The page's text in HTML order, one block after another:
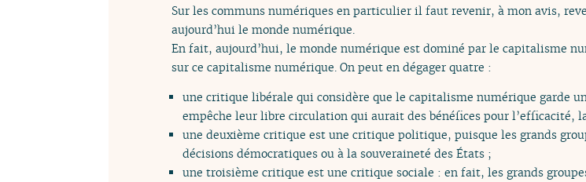
Sur les communs numériques en particulier il faut revenir, à mon avis,
aujourd’hui le monde numérique.
En fait, aujourd’hui, le monde numérique est dominé par le capitalisme
sur ce capitalisme numérique. On peut en dégager quatre :
une critique libérale qui considère que le capitalisme numérique garde
empêche leur libre circulation qui aurait des bénéfices pour l’efficacité,
une deuxième critique est une critique politique, puisque les grands
décisions démocratiques ou à la souveraineté des États ;
une troisième critique est une critique sociale : en fait, les grands